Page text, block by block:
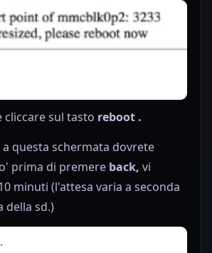
cliccare sul tasto reboot .
questa schermata dovrete
prima di premere back, vi
minuti (l'attesa varia a seconda
della sd.)